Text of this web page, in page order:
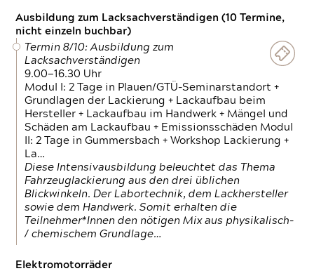
Ausbildung zum Lacksachverständigen (10 Termine,
nicht einzeln buchbar)
Termin 8/10: Ausbildung zum
Lacksachverständigen
9.00—16.30 Uhr
Modul I: 2 Tage in Plauen/GTÜ-Seminarstandort +
Grundlagen der Lackierung + Lackaufbau beim
Hersteller + Lackaufbau im Handwerk + Mängel und
Schäden am Lackaufbau + Emissionsschäden Modul
II: 2 Tage in Gummersbach + Workshop Lackierung +
La…
Diese Intensivausbildung beleuchtet das Thema
Fahrzeuglackierung aus den drei üblichen
Blickwinkeln. Der Labortechnik, dem Lackhersteller
sowie dem Handwerk. Somit erhalten die
Teilnehmer*Innen den nötigen Mix aus physikalisch-
/ chemischem Grundlage…
Elektromotorräder